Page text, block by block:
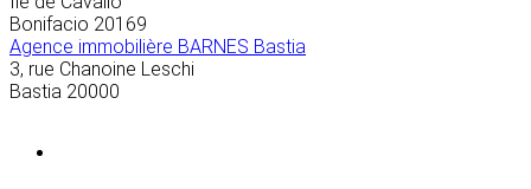
Bonifacio 20169
Agence immobilière BARNES Bastia
3, rue Chanoine Leschi
Bastia 20000